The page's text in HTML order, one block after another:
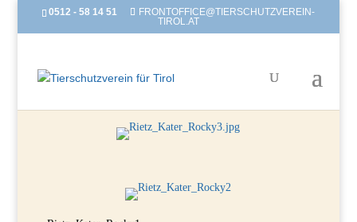
0512 - 58 14 51
FRONTOFFICE@TIERSCHUTZVEREIN-
TIROL.AT